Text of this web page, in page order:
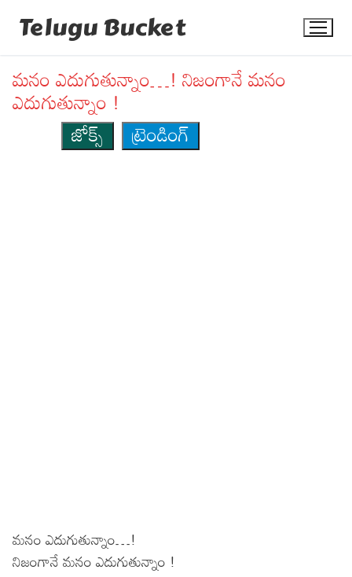
Telugu Bucket
Articles
మనం ఎదుగుతున్నాం…! నిజంగానే మనం
ఎదుగుతున్నాం !
జోక్స్
ట్రెండింగ్
మనం ఎదుగుతున్నాం…!
నిజంగానే మనం ఎదుగుతున్నాం !